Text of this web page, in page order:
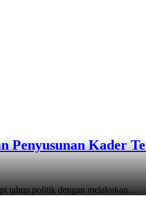
Penyusunan Kader
tahun politik dengan melakukan…